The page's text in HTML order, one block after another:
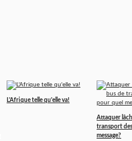
L'Afrique telle qu'elle va!
Attaquer
transport
message?